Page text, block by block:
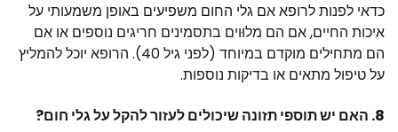
כדאי לפנות לרופא אם גלי החום משפיעים באופן משמעותי על
איכות החיים, אם הם מלוּוים בתסמינים חריגים נוספים או אם
הם מתחילים מוקדם במיוחד (לפני גיל 40). הרופא יוכל להמליץ
על טיפול מתאים או בדיקות נוספות.
8. האם יש תוספי תזונה שיכולים לעזור להקל על גלי חום?